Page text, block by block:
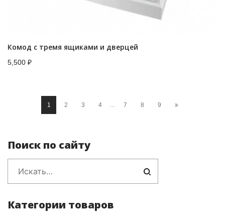
Комод с тремя ящиками и дверцей
5,500 ₽
1 2 3 4 7 8 9
Поиск по сайту
Категории товаров